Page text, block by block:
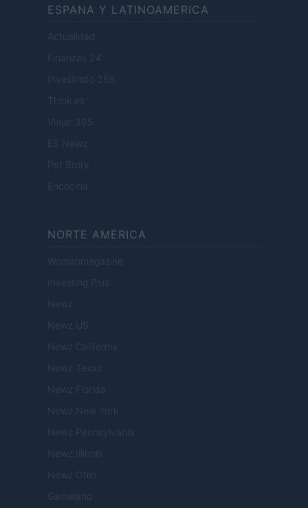
ESPANA Y LATINOAMERICA
Actualidad
Finanzas 24
Investindo 365
Think.es
Viajar 365
ES Newz
Pet Story
Encocina
NORTE AMERICA
Womanmagazine
Investing Plus
Newz
Newz US
Newz California
Newz Texas
Newz Florida
Newz New York
Newz Pennsylvania
Newz Illinois
Newz Ohio
Gameland